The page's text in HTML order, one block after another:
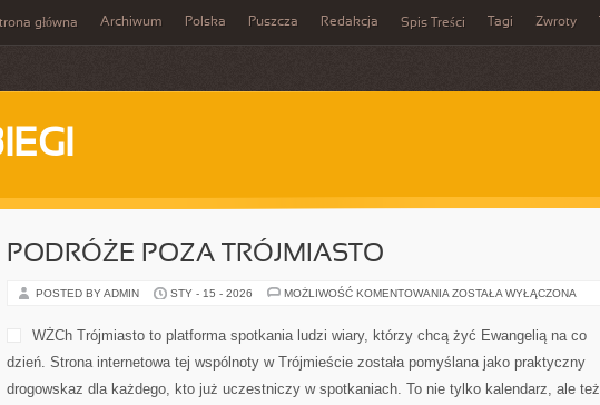
główna Archiwum Polska Puszcza Redakcja Spis Treści Tagi Zwroty
PODRÓŻE POZA TRÓJMIASTO
POSTED BY ADMIN STY - 15 - 2026 MOŻLIWOŚĆ KOMENTOWANIA PODRÓŻE
ZOSTAŁA WYŁĄCZONA
WŻCh Trójmiasto to platforma spotkania ludzi wiary, którzy chcą żyć Ewangelią na co
dzień. Strona internetowa tej wspólnoty w Trójmieście została pomyślana jako praktyczny
drogowskaz dla każdego, kto już uczestniczy w spotkaniach. To nie tylko kalendarz, ale też